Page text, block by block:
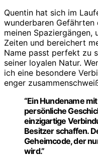
Quentin hat sich im
wunderbaren
meinen
Zeiten und bereichert
Name passt perfekt zu
seiner loyalen Natur.
ich eine besondere
enger
“Ein Hundename
persönliche
einzigartige
Besitzer schaffen.
Geheimcode, der
wird.”